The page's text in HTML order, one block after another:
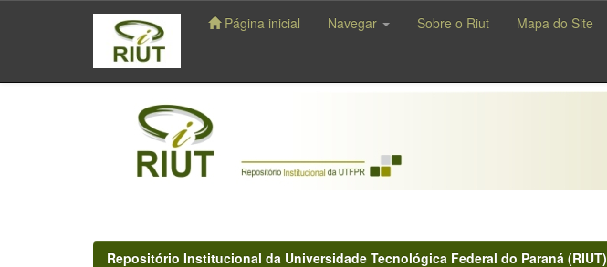
navigation
Página inicial Navegar Sobre o Riut Mapa do Site
Repositório Institucional da Universidade Tecnológica Federal do Paraná (RIUT)